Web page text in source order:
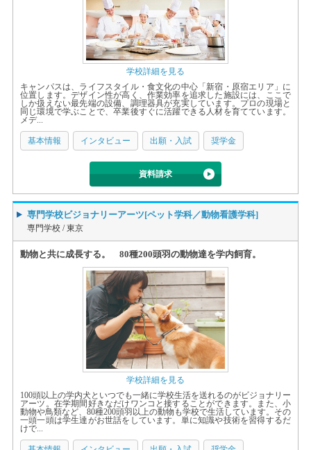
学校詳細を見る
キャンパスは、ライフスタイル・食文化の中心「新宿・原宿エリア」に
位置します。デザイン性が高く、作業効率を追求した施設には、ここで
しか扱えない最先端の設備、調理器具が充実しています。プロの現場と
同じ環境で学ぶことで、卒業後すぐに活躍できる人材を育てています。
メデ...
基本情報 インタビュー 出願・入試 奨学金
資料請求
専門学校ビジョナリーアーツ[ペット学科／動物看護学科]
専門学校 /東京
動物と共に成長する。 80種200頭羽の動物達を学内飼育。
学校詳細を見る
100頭以上の学内犬といつでも一緒に学校生活を送れるのがビジョナリー
アーツ。在学期間好きなだけワンコと接することができます。また、小
動物や鳥類など、80種200頭羽以上の動物も学校で生活しています。その
一頭一頭は学生達がお世話をしています。単に知識や技術を習得するだ
けで...